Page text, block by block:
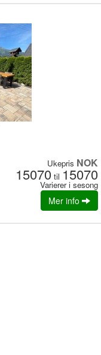
Ukepris NOK
15070 til 15070
Varierer i sesong
Mer info